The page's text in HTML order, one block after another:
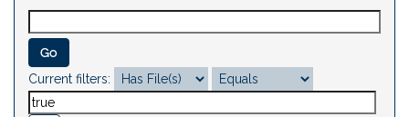
Current filters: